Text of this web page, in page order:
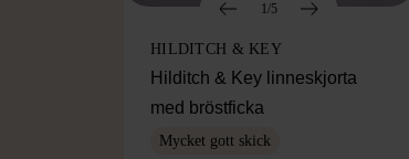
1/5
HILDITCH & KEY
Hilditch & Key linneskjorta
med bröstficka
Mycket gott skick